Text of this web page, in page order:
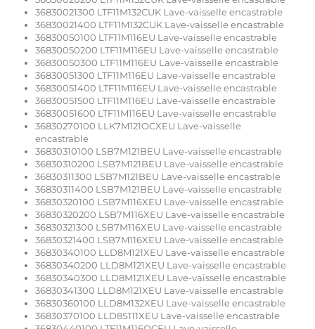
36830021300 LTF11M132CUK Lave-vaisselle encastrable
36830021400 LTF11M132CUK Lave-vaisselle encastrable
36830050100 LTF11M116EU Lave-vaisselle encastrable
36830050200 LTF11M116EU Lave-vaisselle encastrable
36830050300 LTF11M116EU Lave-vaisselle encastrable
36830051300 LTF11M116EU Lave-vaisselle encastrable
36830051400 LTF11M116EU Lave-vaisselle encastrable
36830051500 LTF11M116EU Lave-vaisselle encastrable
36830051600 LTF11M116EU Lave-vaisselle encastrable
36830270100 LLK7M121OCXEU Lave-vaisselle
encastrable
36830310100 LSB7M121BEU Lave-vaisselle encastrable
36830310200 LSB7M121BEU Lave-vaisselle encastrable
36830311300 LSB7M121BEU Lave-vaisselle encastrable
36830311400 LSB7M121BEU Lave-vaisselle encastrable
36830320100 LSB7M116XEU Lave-vaisselle encastrable
36830320200 LSB7M116XEU Lave-vaisselle encastrable
36830321300 LSB7M116XEU Lave-vaisselle encastrable
36830321400 LSB7M116XEU Lave-vaisselle encastrable
36830340100 LLD8M121XEU Lave-vaisselle encastrable
36830340200 LLD8M121XEU Lave-vaisselle encastrable
36830340300 LLD8M121XEU Lave-vaisselle encastrable
36830341300 LLD8M121XEU Lave-vaisselle encastrable
36830360100 LLD8M132XEU Lave-vaisselle encastrable
36830370100 LLD8S111XEU Lave-vaisselle encastrable